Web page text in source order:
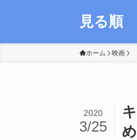
見る順
ホーム 映画
2020
3/25